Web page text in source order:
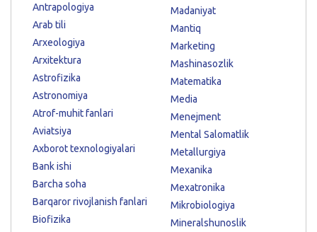
Antrapologiya
Arab tili
Arxeologiya
Arxitektura
Astrofizika
Astronomiya
Atrof-muhit fanlari
Aviatsiya
Axborot texnologiyalari
Bank ishi
Barcha soha
Barqaror rivojlanish fanlari
Biofizika
Madaniyat
Mantiq
Marketing
Mashinasozlik
Matematika
Media
Menejment
Mental Salomatlik
Metallurgiya
Mexanika
Mexatronika
Mikrobiologiya
Mineralshunoslik